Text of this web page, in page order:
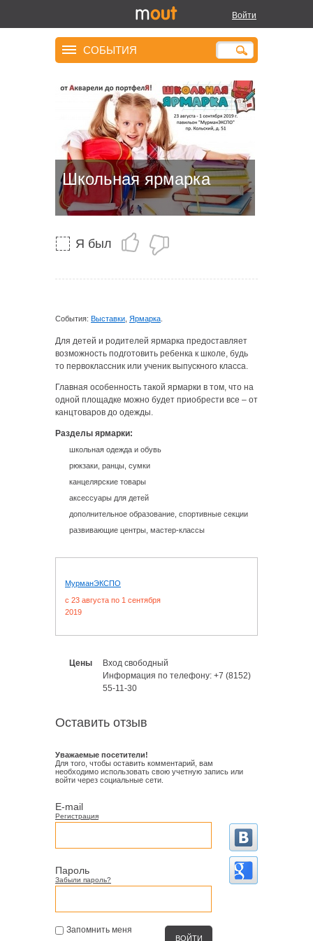
Войти
СОБЫТИЯ
Школьная ярмарка
Я был
События: Выставки Ярмарка
Для детей и родителей ярмарка предоставляет
возможность подготовить ребенка к школе, будь
то первоклассник или ученик выпускного класса.
Главная особенность такой ярмарки в том, что на
одной площадке можно будет приобрести все – от
канцтоваров до одежды.
Разделы ярмарки:
школьная одежда и обувь
рюкзаки, ранцы, сумки
канцелярские товары
аксессуары для детей
дополнительное образование, спортивные секции
развивающие центры, мастер-классы
МурманЭКСПО
c 23 августа по 1 сентября
2019
Цены
Вход свободный
Информация по телефону: +7 (8152)
55-11-30
Оставить отзыв
Уважаемые посетители!
Для того, чтобы оставить комментарий, вам
необходимо использовать свою учетную запись или
войти через социальные сети.
E-mail
Регистрация
Пароль
Забыли пароль?
Запомнить меня